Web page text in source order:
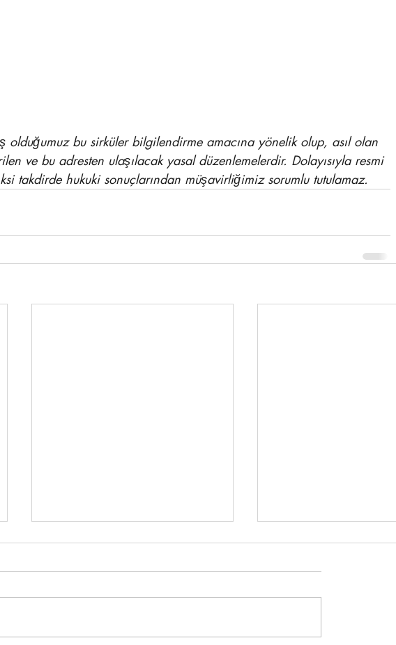
olduğumuz bu sirküler bilgilendirme amacına yönelik olup, asıl olan
ve bu adresten ulaşılacak yasal düzenlemelerdir. Dolayısıyla resmi
takdirde hukuki sonuçlarından müşavirliğimiz sorumlu tutulamaz.